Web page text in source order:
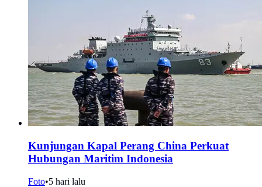
Kunjungan Kapal Perang China Perkuat
Hubungan Maritim Indonesia
Foto•5 hari lalu